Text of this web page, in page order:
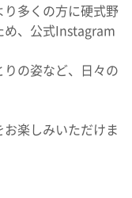
多くの方に硬式野
め、公式Instagram
の姿など、日々の
楽しみいただけま